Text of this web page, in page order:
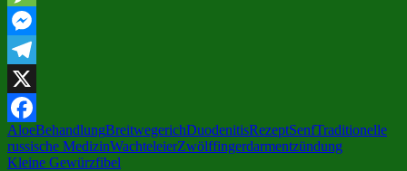
Message
Messenger
Telegram
X
Facebook
AloeBehandlungBreitwegerichDuodenitisRezeptSenfTraditionelle
russische MedizinWachteleierZwölffingerdarmentzündung
Kleine Gewürzfibel